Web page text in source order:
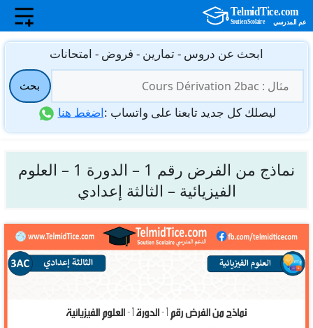
انتقل
المحتوى
ابحث عن دروس - تمارين - فروض - امتحانات
عن:
بحث
ليصلك كل جديد تابعنا على واتساب :اضغط هنا
نماذج من الفرض رقم 1 – الدورة 1 – العلوم
الفيزيائية – الثالثة إعدادي